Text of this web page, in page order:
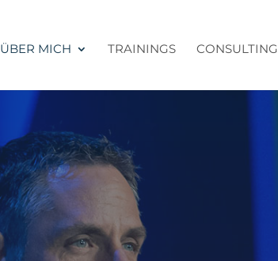
ÜBER MICH TRAININGS CONSULTING